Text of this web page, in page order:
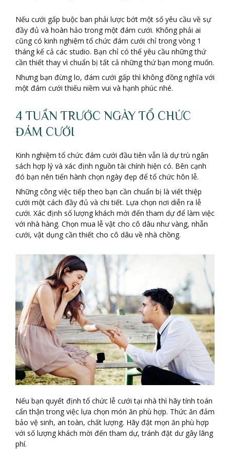
Nếu cưới gấp buộc ban phải lược bớt một số yêu cầu về sự
đầy đủ và hoàn hảo trong một đám cưới. Không phải ai
cũng có kinh nghiệm tổ chức đám cưới chỉ trong vòng 1
tháng kể cả các studio. Bạn chỉ có thể yêu cầu những thứ
cần thiết thay vì chuẩn bị tất cả những thứ bạn mong muốn.
Nhưng bạn đừng lo, đám cưới gấp thì không đồng nghĩa với
một đám cưới thiếu niềm vui và hạnh phúc nhé.
4 TUẦN TRƯỚC NGÀY TỔ CHỨC
ĐÁM CƯỚI
Kinh nghiệm tổ chức đám cưới đầu tiên vẫn là dự trù ngân
sách hợp lý và xác định nguồn tài chính hiện có. Bên cạnh
đó bạn nên tiến hành chọn ngày đẹp để tổ chức hôn lễ.
Những công việc tiếp theo bạn cần chuẩn bị là viết thiệp
cưới một cách đầy đủ và chi tiết. Lựa chọn nơi diễn ra lễ
cưới. Xác định số lượng khách mới đến tham dự để làm việc
với nhà hàng. Chọn mua lễ vật cho cô dâu như vàng, nhẫn
cưới, vật dụng cần thiết cho cô dâu về nhà chồng.
Nếu bạn quyết định tổ chức lễ cưới tại nhà thì hãy tính toán
cẩn thận trong việc lựa chọn món ăn phù hợp. Thức ăn đảm
bảo vệ sinh, an toàn, chất lượng. Hãy đặt mọn ăn phù hợp
với số lượng khách mời đến tham dự, tránh đặt dư gây lãng
phí.